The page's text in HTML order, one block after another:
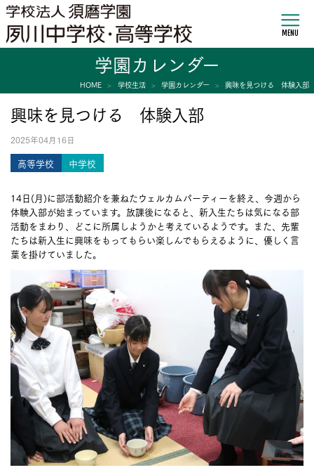
MENU
学園カレンダー
HOME 学校生活 学園カレンダー 興味を見つける 体験入部
興味を見つける 体験入部
2025年04月16日
高等学校 中学校
14日(月)に部活動紹介を兼ねたウェルカムパーティーを終え、今週から
体験入部が始まっています。放課後になると、新入生たちは気になる部
活動をまわり、どこに所属しようかと考えているようです。また、先輩
たちは新入生に興味をもってもらい楽しんでもらえるように、優しく言
葉を掛けていました。